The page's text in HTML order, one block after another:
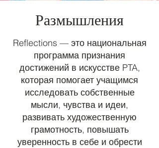
Размышления
Reflections — это национальная
программа признания
достижений в искусстве PTA,
которая помогает учащимся
исследовать собственные
мысли, чувства и идеи,
развивать художественную
грамотность, повышать
уверенность в себе и обрести